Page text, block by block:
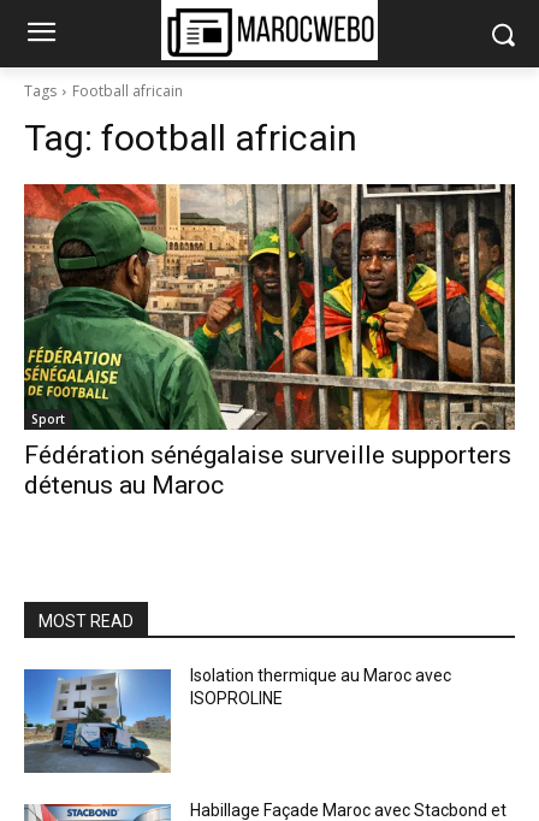
Tags Football africain
Tag: football africain
Sport
Fédération sénégalaise surveille supporters
détenus au Maroc
MOST READ
Isolation thermique au Maroc avec
ISOPROLINE
Habillage Façade Maroc avec Stacbond et